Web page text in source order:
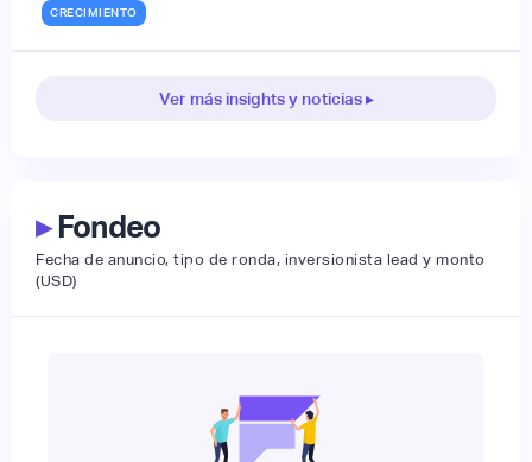
CRECIMIENTO
Ver más insights y noticias ▸
▸Fondeo
Fecha de anuncio, tipo de ronda, inversionista lead y monto
(USD)